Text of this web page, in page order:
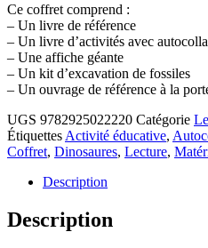
Ce coffret comprend :
– Un livre de référence
– Un livre d’activités avec
– Une affiche géante
– Un kit d’excavation de fossiles
– Un ouvrage de référence à la
UGS 9782925022220 Catégorie
Étiquettes Activité éducative,
Coffret, Dinosaures, Lecture,
Description
Description